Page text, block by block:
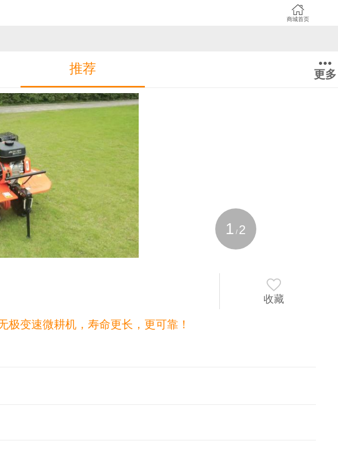
商城首页
推荐 更多
1 / 2
收藏
变速微耕机，寿命更长，更可靠！